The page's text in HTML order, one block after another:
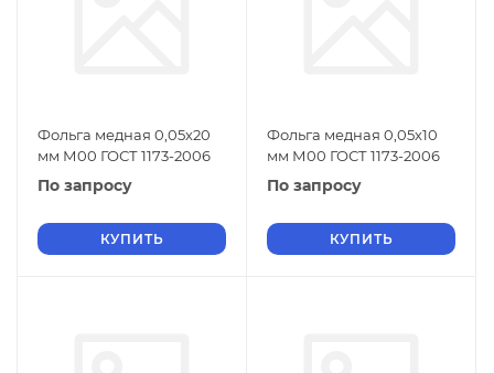
Фольга медная 0,05х20
мм М00 ГОСТ 1173-2006
По запросу
КУПИТЬ
Фольга медная 0,05х10
мм М00 ГОСТ 1173-2006
По запросу
КУПИТЬ